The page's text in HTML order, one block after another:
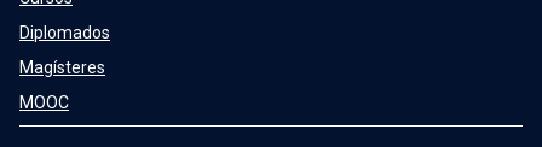
Diplomados
Magísteres
MOOC